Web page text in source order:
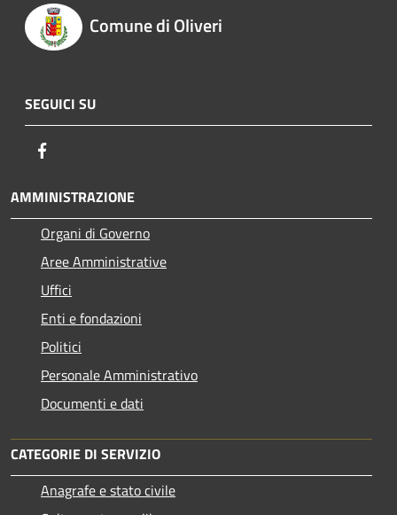
Comune di Oliveri
SEGUICI SU
AMMINISTRAZIONE
Organi di Governo
Aree Amministrative
Uffici
Enti e fondazioni
Politici
Personale Amministrativo
Documenti e dati
CATEGORIE DI SERVIZIO
Anagrafe e stato civile